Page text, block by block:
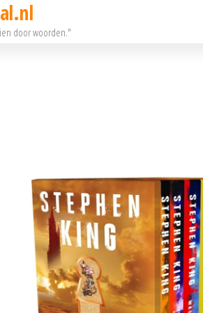
door woorden."